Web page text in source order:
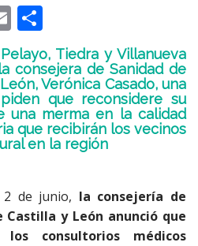
E
m
ai
l
o
m
p
ar
ti
Tiedra y Villanueva
consejera de Sanidad de
Verónica Casado, una
que reconsidere su
una merma en la calidad
que recibirán los vecinos
en la región
2 de junio, la consejería de
Castilla y León anunció que
los consultorios médicos